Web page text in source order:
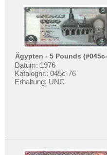
Westafrikanische
Zaire
Zentralafrikanische
Zentralafrikanische
Zimbabwe
Ägypten - 5 Pounds
Datum: 1976
Katalognr.: 045c-76
Erhaltung: UNC